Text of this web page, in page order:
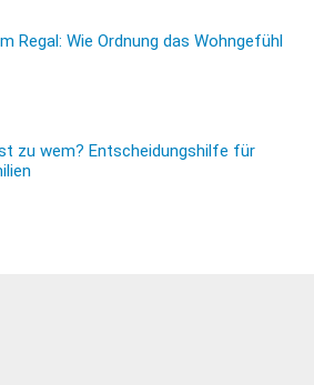
Regal: Wie Ordnung das Wohngefühl
zu wem? Entscheidungshilfe für